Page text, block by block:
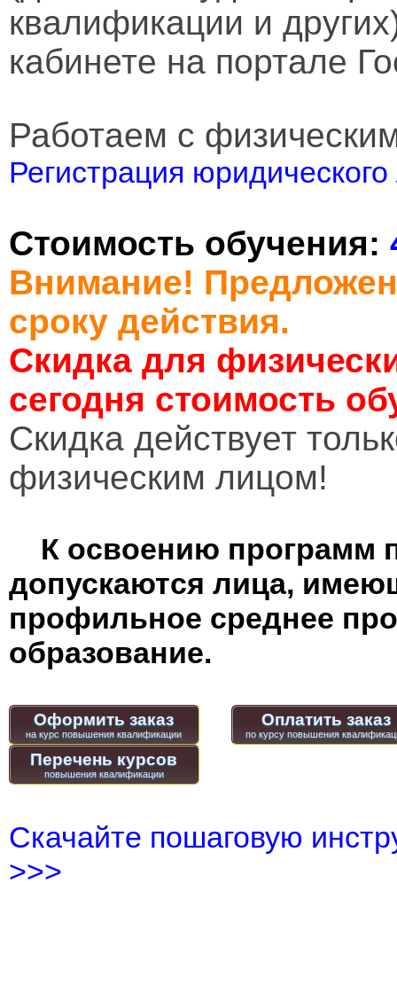
квалификации и
кабинете на портале
Работаем с
Регистрация
Стоимость обучения:
Внимание!
сроку действия.
Скидка для
сегодня стоимость
Cкидка действует
физическим лицом!
К освоению программ
допускаются лица,
профильное среднее
образование.
Оформить заказ Оплатить заказ
Перечень курсов
повышения квалификации
Скачайте пошаговую
>>>